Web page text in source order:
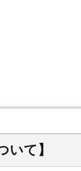
いて】